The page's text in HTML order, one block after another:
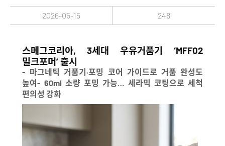
2026-05-15 248
스메그코리아, 3세대 우유거품기 ‘MFF02
밀크포머’ 출시
- 마그네틱 거품기·포밍 코어 가이드로 거품 완성도
높여- 60ml 소량 포밍 가능… 세라믹 코팅으로 세척
편의성 강화